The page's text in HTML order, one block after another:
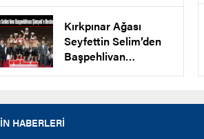
Kırkpınar Ağası
Seyfettin Selim’den
Başpehlivan
HABERLERİ